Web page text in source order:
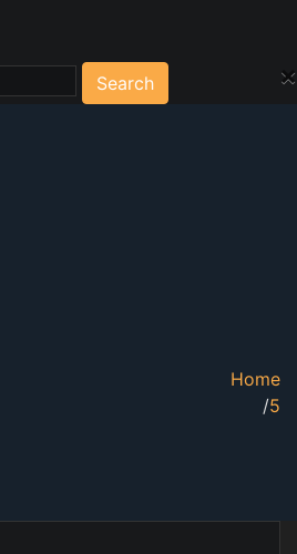
×
Search
Home
5